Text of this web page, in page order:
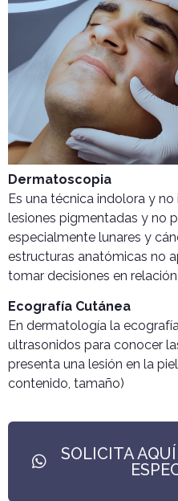
Dermatoscopia
Es una técnica indolora y
lesiones pigmentadas y no
especialmente lunares y
estructuras anatómicas no
tomar decisiones en
Ecografía Cutánea
En dermatología la
ultrasonidos para conocer
presenta una lesión en la
contenido, tamaño)
SOLICITA